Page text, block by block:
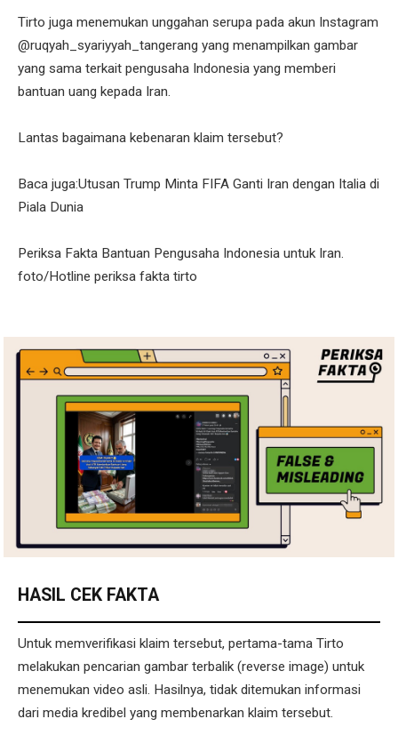
Tirto juga menemukan unggahan serupa pada akun Instagram
@ruqyah_syariyyah_tangerang yang menampilkan gambar
yang sama terkait pengusaha Indonesia yang memberi
bantuan uang kepada Iran.
Lantas bagaimana kebenaran klaim tersebut?
Baca juga:Utusan Trump Minta FIFA Ganti Iran dengan Italia di
Piala Dunia
Periksa Fakta Bantuan Pengusaha Indonesia untuk Iran.
foto/Hotline periksa fakta tirto
HASIL CEK FAKTA
Untuk memverifikasi klaim tersebut, pertama-tama Tirto
melakukan pencarian gambar terbalik (reverse image) untuk
menemukan video asli. Hasilnya, tidak ditemukan informasi
dari media kredibel yang membenarkan klaim tersebut.